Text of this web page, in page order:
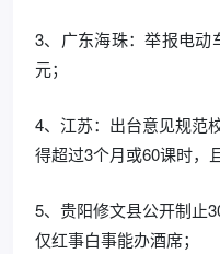
3、广东海珠：举报电动
元；
4、江苏：出台意见规范
得超过3个月或60课时，
5、贵阳修文县公开制止
仅红事白事能办酒席；